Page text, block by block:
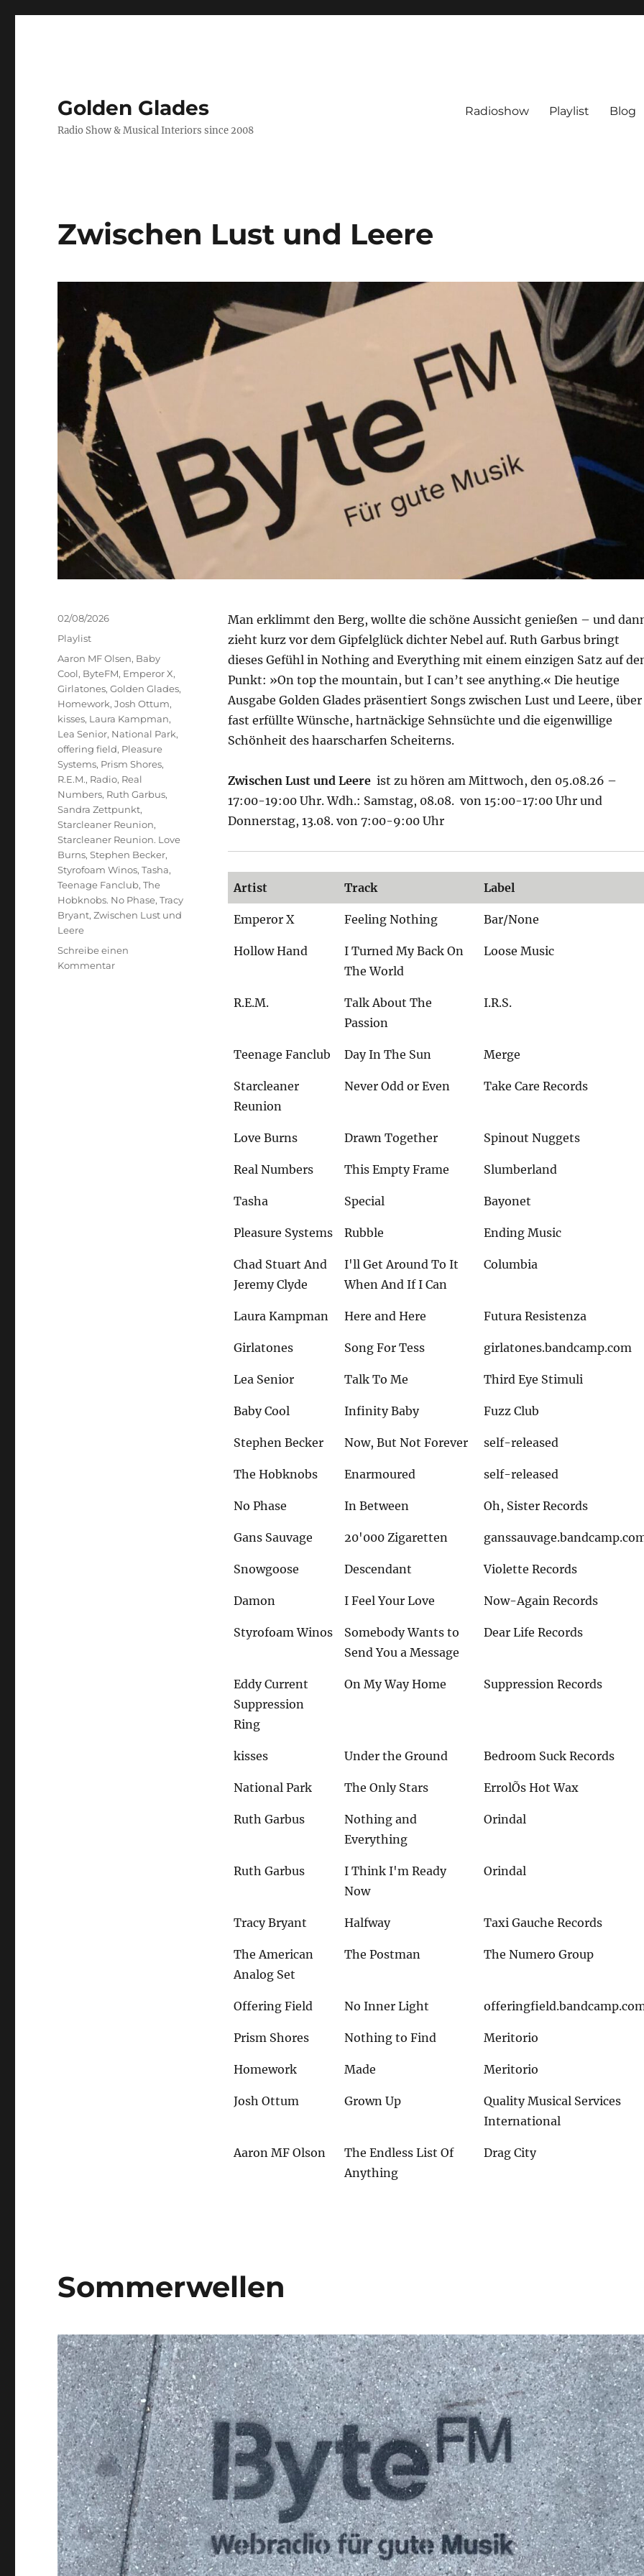
Golden Glades
Radio Show & Musical Interiors since 2008
Radioshow Playlist Blog
Zwischen Lust und Leere
Man erklimmt den Berg, wollte die schöne Aussicht genießen – und
zieht kurz vor dem Gipfelglück dichter Nebel auf. Ruth Garbus bringt
dieses Gefühl in Nothing and Everything mit einem einzigen Satz auf
Punkt: »On top the mountain, but I can’t see anything.« Die heutige
Ausgabe Golden Glades präsentiert Songs zwischen Lust und Leere, über
fast erfüllte Wünsche, hartnäckige Sehnsüchte und die eigenwillige
Schönheit des haarscharfen Scheiterns.
Zwischen Lust und Leereist zu hören am Mittwoch, den 05.08.26 –
17:00-19:00 Uhr. Wdh.: Samstag, 08.08. von 15:00-17:00 Uhr und
Donnerstag, 13.08. von 7:00-9:00 Uhr
Artist Track Label
Emperor X Feeling Nothing Bar/None
Hollow Hand
I Turned My Back On
The World
Loose Music
R.E.M.
Talk About The
Passion
I.R.S.
Teenage Fanclub Day In The Sun Merge
Starcleaner
Reunion
Never Odd or Even Take Care Records
Love Burns Drawn Together Spinout Nuggets
Real Numbers This Empty Frame Slumberland
Tasha Special Bayonet
Pleasure Systems Rubble Ending Music
Chad Stuart And
Jeremy Clyde
I'll Get Around To It
When And If I Can
Columbia
Laura Kampman Here and Here Futura Resistenza
Girlatones Song For Tess girlatones.bandcamp.com
Lea Senior Talk To Me Third Eye Stimuli
Baby Cool Infinity Baby Fuzz Club
Stephen Becker Now, But Not Forever self-released
The Hobknobs Enarmoured self-released
No Phase In Between Oh, Sister Records
Gans Sauvage 20'000 Zigaretten
Snowgoose Descendant Violette Records
Damon I Feel Your Love Now-Again Records
Styrofoam Winos
Somebody Wants to
Send You a Message
Dear Life Records
Eddy Current
Suppression
Ring
On My Way Home Suppression Records
kisses Under the Ground Bedroom Suck Records
National Park The Only Stars ErrolÕs Hot Wax
Ruth Garbus
Nothing and
Everything
Orindal
Ruth Garbus
I Think I'm Ready
Now
Orindal
Tracy Bryant Halfway Taxi Gauche Records
The American
Analog Set
The Postman The Numero Group
Offering Field No Inner Light
Prism Shores Nothing to Find Meritorio
Homework Made Meritorio
Josh Ottum Grown Up
Quality Musical Services
International
Aaron MF Olson
The Endless List Of
Anything
Drag City
Veröffentlicht
am
02/08/2026
Kategorien
Playlist
Schlagwörter
Aaron MF Olsen, Baby
Cool, ByteFM, Emperor X,
Girlatones,Golden Glades,
Homework,Josh Ottum,
kisses, Laura Kampman,
Lea Senior, National Park,
offering field, Pleasure
Systems, Prism Shores,
R.E.M., Radio, Real
Numbers, Ruth Garbus,
Sandra Zettpunkt,
Starcleaner Reunion,
Starcleaner Reunion. Love
Burns,Stephen Becker,
Styrofoam Winos,Tasha,
Teenage Fanclub,The
Hobknobs. No Phase,Tracy
Bryant,Zwischen Lust und
Leere
Schreibe einen
Kommentarzu
Sommerwellen